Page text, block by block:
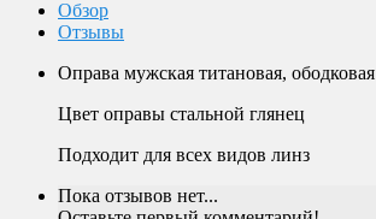
Обзор
Отзывы
Оправа мужская титановая, ободковая
Цвет оправы стальной глянец
Подходит для всех видов линз
Пока отзывов нет...